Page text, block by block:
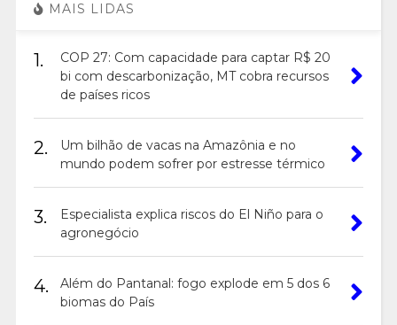
MAIS LIDAS
1.
COP 27: Com capacidade para captar R$ 20
bi com descarbonização, MT cobra recursos
de países ricos
2.
Um bilhão de vacas na Amazônia e no
mundo podem sofrer por estresse térmico
3.
Especialista explica riscos do El Niño para o
agronegócio
4.
Além do Pantanal: fogo explode em 5 dos 6
biomas do País